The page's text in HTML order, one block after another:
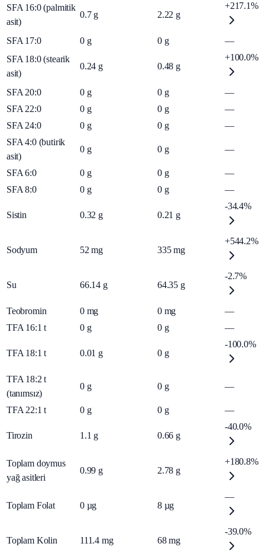
SFA 16:0 (palmitik
asit)
0.7 g 2.22 g
+217.1%
SFA 17:0 0 g 0 g
—
SFA 18:0 (stearik
asit)
0.24 g 0.48 g
+100.0%
SFA 20:0 0 g 0 g
—
SFA 22:0
0 g 0 g
—
SFA 24:0
0 g 0 g
—
SFA 4:0 (butirik
asit)
0 g 0 g —
SFA 6:0 0 g 0 g
—
SFA 8:0
0 g 0 g —
Sistin 0.32 g 0.21 g
-34.4%
Sodyum 52 mg 335 mg
+544.2%
Su 66.14 g 64.35 g
-2.7%
Teobromin 0 mg 0 mg
—
TFA 16:1 t
0 g 0 g —
TFA 18:1 t 0.01 g 0 g
-100.0%
TFA 18:2 t
(tanımsız)
0 g 0 g —
TFA 22:1 t 0 g 0 g —
Tirozin 1.1 g 0.66 g
-40.0%
Toplam doymus
yağ asitleri
0.99 g 2.78 g
+180.8%
Toplam Folat 0 µg 8 µg
—
Toplam Kolin 111.4 mg 68 mg
-39.0%